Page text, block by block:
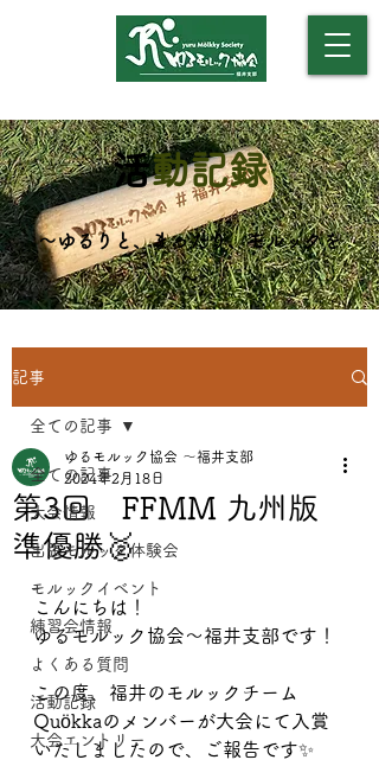
​活動記録
​～ゆるりと、まったり、モルックを
～
記事
全ての記事
大会情報
出張モルック体験会
モルックイベント
練習会情報
よくある質問
活動記録
大会エントリー
全ての記事
第3回 FFMM 九州版
準優勝🥈
ゆるモルック協会 〜福井支部
2024年2月18日
こんにちは！
ゆるモルック協会〜福井支部です！
この度、福井のモルックチーム
Quökkaのメンバーが大会にて入賞
いたしましたので、ご報告です✨